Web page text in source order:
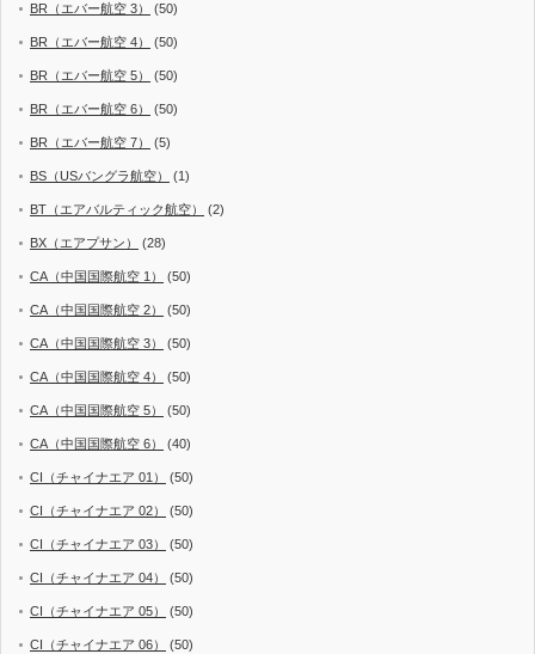
BR（エバー航空 3） (50)
BR（エバー航空 4） (50)
BR（エバー航空 5） (50)
BR（エバー航空 6） (50)
BR（エバー航空 7） (5)
BS（USバングラ航空） (1)
BT（エアバルティック航空） (2)
BX（エアプサン） (28)
CA（中国国際航空 1） (50)
CA（中国国際航空 2） (50)
CA（中国国際航空 3） (50)
CA（中国国際航空 4） (50)
CA（中国国際航空 5） (50)
CA（中国国際航空 6） (40)
CI（チャイナエア 01） (50)
CI（チャイナエア 02） (50)
CI（チャイナエア 03） (50)
CI（チャイナエア 04） (50)
CI（チャイナエア 05） (50)
CI（チャイナエア 06） (50)